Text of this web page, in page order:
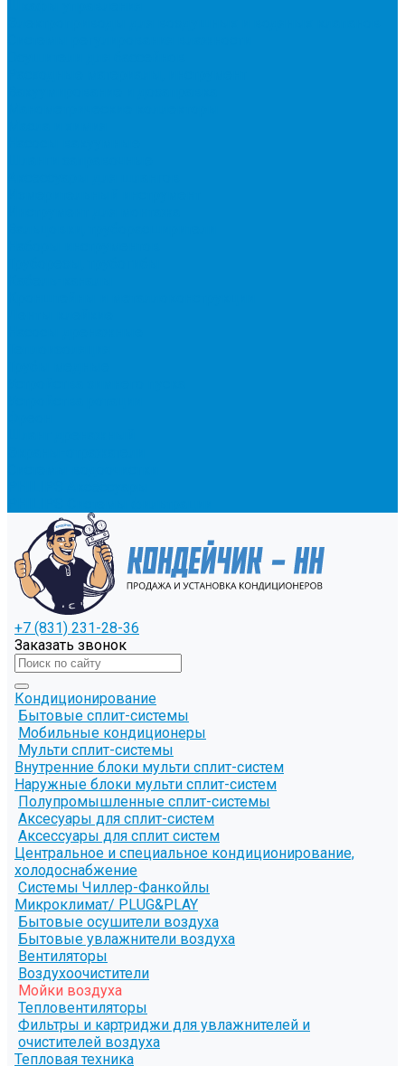
+7 (831) 231-28-36
Заказать звонок
Кондиционирование
Бытовые сплит-системы
Мобильные кондиционеры
Мульти сплит-системы
Внутренние блоки мульти сплит-систем
Наружные блоки мульти сплит-систем
Полупромышленные сплит-системы
Аксесуары для сплит-систем
Аксессуары для сплит систем
Центральное и специальное кондиционирование,
холодоснабжение
Системы Чиллер-Фанкойлы
Микроклимат/ PLUG&PLAY
Бытовые осушители воздуха
Бытовые увлажнители воздуха
Вентиляторы
Воздухоочистители
Мойки воздуха
Тепловентиляторы
Фильтры и картриджи для увлажнителей и
очистителей воздуха
Тепловая техника